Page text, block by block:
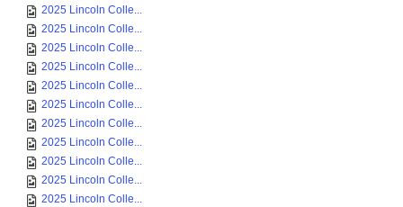
2025 Lincoln Colle...
2025 Lincoln Colle...
2025 Lincoln Colle...
2025 Lincoln Colle...
2025 Lincoln Colle...
2025 Lincoln Colle...
2025 Lincoln Colle...
2025 Lincoln Colle...
2025 Lincoln Colle...
2025 Lincoln Colle...
2025 Lincoln Colle...